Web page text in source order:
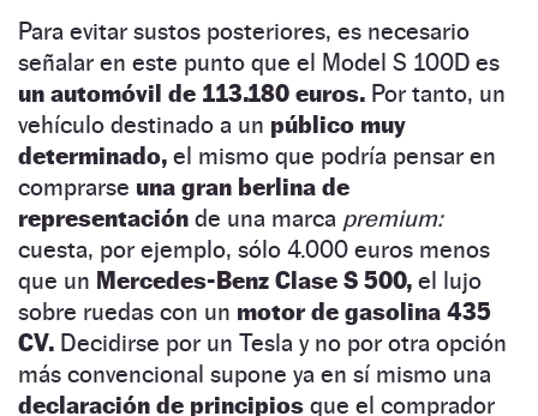
Para evitar sustos posteriores, es necesario
señalar en este punto que el Model S 100D es
un automóvil de 113.180 euros. Por tanto, un
vehículo destinado a un público muy
determinado, el mismo que podría pensar en
comprarse una gran berlina de
representación de una marca premium:
cuesta, por ejemplo, sólo 4.000 euros menos
que un Mercedes-Benz Clase S 500, el lujo
sobre ruedas con un motor de gasolina 435
CV. Decidirse por un Tesla y no por otra opción
más convencional supone ya en sí mismo una
declaración de principios que el comprador